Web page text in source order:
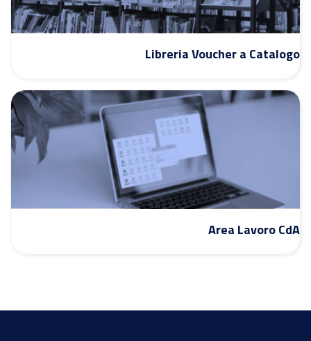
Libreria Voucher a Catalogo
Area Lavoro CdA